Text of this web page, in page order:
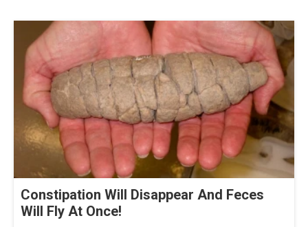
Constipation Will Disappear And Feces
Will Fly At Once!